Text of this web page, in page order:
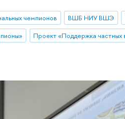
чемпионов ВШБ НИУ ВШЭ